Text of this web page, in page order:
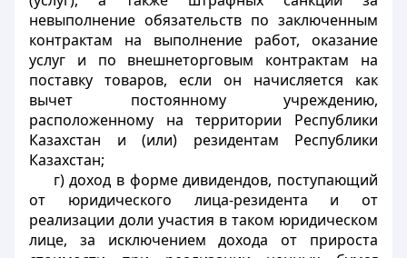
невыполнение обязательств по заключенным
контрактам на выполнение работ, оказание
услуг и по внешнеторговым контрактам на
поставку товаров, если он начисляется как
вычет постоянному учреждению,
расположенному на территории Республики
Казахстан и (или) резидентам Республики
Казахстан;
г) доход в форме дивидендов, поступающий
от юридического лица-резидента и от
реализации доли участия в таком юридическом
лице, за исключением дохода от прироста